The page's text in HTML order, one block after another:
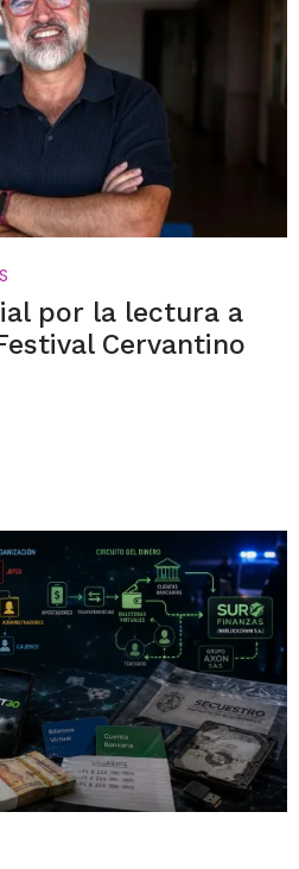
por la lectura a
Cervantino